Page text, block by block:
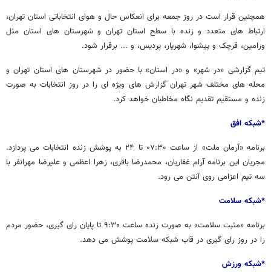
همچنین قرار است در روز جمعه برای انعکاس حال و هوای انتخاباتی استان تهران،
ارتباط های متعدد و زنده با سطح استان تهران و شهرستان های استان مثل
ورامین، قرچک و پیشوا، شهریار، پردیس، و ... برقرار شود.
تیم گزارشی «در شهر» و «در استان» با حضور در شهرستان های استان تهران و
محله های مختلف شهر تهران گزارش های ویژه ای را در روز انتخابات به صورت
زنده و مستقیم تقدیم نگاه مخاطبان خواهد کرد.
*شبکه افق
برنامه «آرمان ملت» از ساعت ۰۷:۳۰ تا ۲۴ به پوشش زنده انتخابات می پردازد.
مجریان این برنامه آرام غفاریان، محمدرضا باقری، زهرا اعظمی و علیرضا مهرانفر با
سه تیم اعزامی روی آنتن می رود.
*شبکه سلامت
برنامه «مثبت سلامت» به صورت زنده ساعت ۹:۳۰ تا پایان رای گیری، حضور مردم
را در روز رای گیری در قاب شبکه سلامت پوشش می دهد.
*شبکه ورزش